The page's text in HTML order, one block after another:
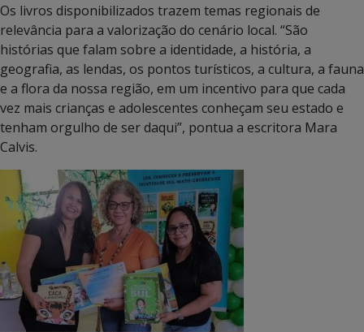
Os livros disponibilizados trazem temas regionais de
relevância para a valorização do cenário local. “São
histórias que falam sobre a identidade, a história, a
geografia, as lendas, os pontos turísticos, a cultura, a fauna
e a flora da nossa região, em um incentivo para que cada
vez mais crianças e adolescentes conheçam seu estado e
tenham orgulho de ser daqui”, pontua a escritora Mara
Calvis.